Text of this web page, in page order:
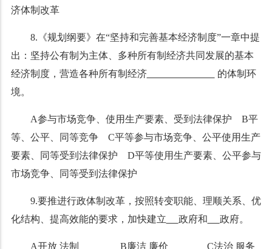
济体制改革
8.《规划纲要》在“坚持和完善基本经济制度”一章中提
出：坚持公有制为主体、多种所有制经济共同发展的基本
经济制度，营造各种所有制经济
的体制环
境。
A参与市场竞争、使用生产要素、受到法律保护 B平
等、公平、同等竞争 C平等参与市场竞争、公平使用生产
要素、同等受到法律保护 D平等使用生产要素、公平参与
市场竞争、同等受到法律保护
9.要推进行政体制改革， 按照转变职能、理顺关系、优
化结构、提高效能的要求，加快建立
政府和 政府。
A开放 法制 B廉洁 廉价 C法治 服务